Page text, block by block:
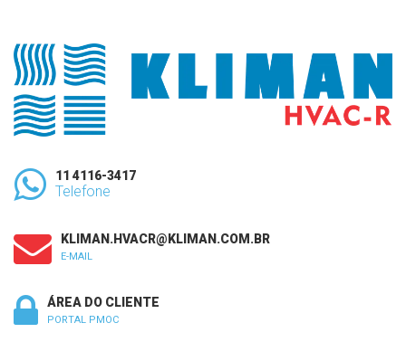
11 4116-3417
Telefone
KLIMAN.HVACR@KLIMAN.COM.BR
E-MAIL
ÁREA DO CLIENTE
PORTAL PMOC